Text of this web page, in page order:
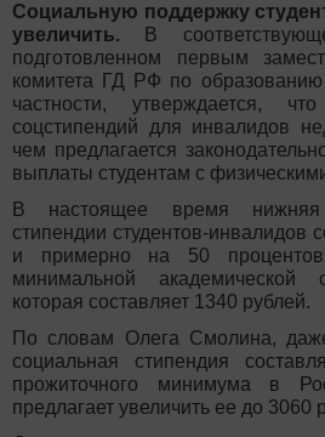
Социальную поддержку
увеличить. В
подготовленном первым
комитета ГД РФ по
частности, утверждается,
соцстипендий для инвалидов
чем предлагается
выплаты студентам с
В настоящее время нижняя
стипендии студентов-инвалидов
и примерно на 50
минимальной академической
которая составляет 1340 рублей.
По словам Олега Смолина,
социальная стипендия
прожиточного минимума в
предлагает увеличить ее до 3060